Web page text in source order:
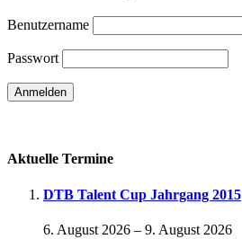
Benutzername
Passwort
Aktuelle Termine
DTB Talent Cup Jahrgang 2015
6. August 2026 – 9. August 2026